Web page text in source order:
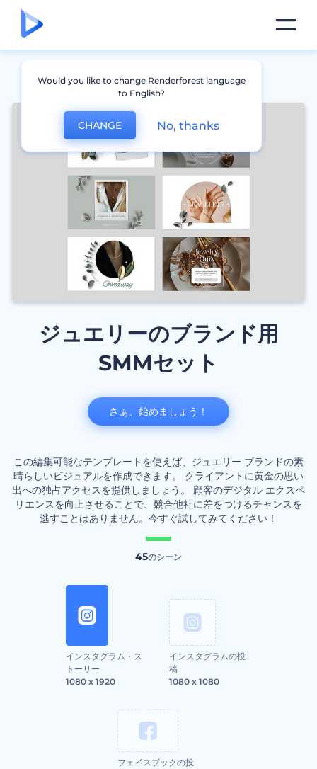
ジュエリーのブランド用
SMMセット
この編集可能なテンプレートを使えば、ジュエリー ブランドの素
晴らしいビジュアルを作成できます。 クライアントに黄金の思い
出への独占アクセスを提供しましょう。 顧客のデジタル エクスペ
リエンスを向上させることで、競合他社に差をつけるチャンスを
逃すことはありません。今すぐ試してみてください！
45のシーン
インスタグラム・ス
トーリー
1080 x 1920
インスタグラムの投
稿
1080 x 1080
フェイスブックの投
さぁ、始めましょう！
Would you like to change Renderforest language
to English?
CHANGE No, thanks